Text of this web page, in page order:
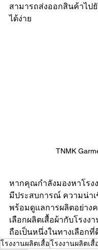
สามารถส่งออกสินค้าไปยั
ได้ง่าย
TNMK
หากคุณกำลังมองหาโรง
มีประสบการณ์ ความน่า
พร้อมดูแลการผลิตอย่าง
เลือกผลิตเสื้อผ้ากับโรงง
ถือเป็นหนึ่งในทางเลือก
โรงงานผลิตเสื้อโรงงานผลิตเสื้